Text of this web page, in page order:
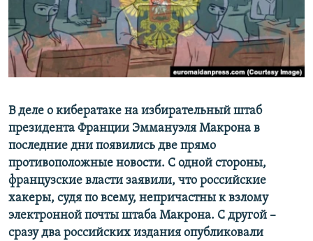
КРЫМ.НЕПОКОРЕННЫЙ
ELIFBE
УКРАИНСКАЯ ПРОБЛЕМА КРЫМА
В деле о кибератаке на избирательный штаб
президента Франции Эммануэля Макрона в
последние дни появились две прямо
противоположные новости. С одной стороны,
французские власти заявили, что российские
хакеры, судя по всему, непричастны к взлому
электронной почты штаба Макрона. С другой –
сразу два российских издания опубликовали